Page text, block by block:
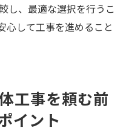
し、最適な選択を行うこ
心して工事を進めること
工事を頼む前
イント